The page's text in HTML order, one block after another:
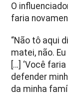
O
faria
“Não tô aqui
matei, não.
[…] ‘Você
defender
da minha